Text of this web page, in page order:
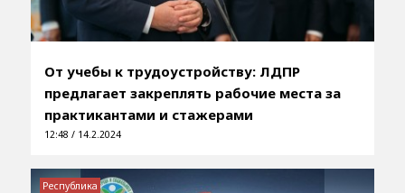
От учебы к трудоустройству: ЛДПР
предлагает закреплять рабочие места за
практикантами и стажерами
12:48 / 14.2.2024
Республика